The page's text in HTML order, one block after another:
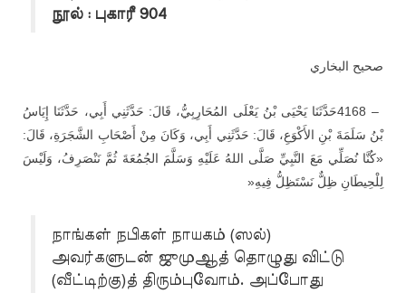
நூல் : புகாரீ 904
صحيح البخاري
4168 –حَدَّثَنَا يَحْيَى بْنُ يَعْلَى المُحَارِبِيُّ، قَالَ: حَدَّثَنِي أَبِي، حَدَّثَنَا إِيَاسُ
بْنُ سَلَمَةَ بْنِ الأَكْوَعِ، قَالَ: حَدَّثَنِي أَبِي، وَكَانَ مِنْ أَصْحَابِ الشَّجَرَةِ، قَالَ:
«كُنَّا نُصَلِّي مَعَ النَّبِيِّ صَلَّى اللهُ عَلَيْهِ وَسَلَّمَ الجُمُعَةَ ثُمَّ نَنْصَرِفُ، وَلَيْسَ
لِلْحِيطَانِ ظِلٌّ نَسْتَظِلُّ فِيهِ»
நாங்கள் நபிகள் நாயகம் (ஸல்)
அவர்களுடன் ஜுமுஆத் தொழுது விட்டு
(வீட்டிற்கு)த் திரும்புவோம். அப்போது